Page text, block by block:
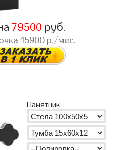
79500 руб.
15900 р./мес.
Памятник